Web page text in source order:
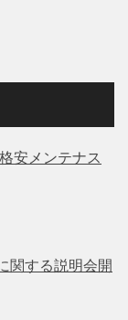
安メンテナス
関する説明会開